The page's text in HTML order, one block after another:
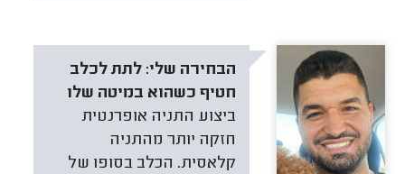
הבחירה שלי: לתת לכלב
חטיף כשהוא במיטה שלו
ביצוע התניה אופרנטית
חזקה יותר מהתניה
קלאסית. הכלב בסופו של